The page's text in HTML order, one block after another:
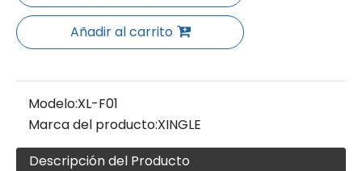
Añadir al carrito
Modelo:XL-F01
Marca del producto:XINGLE
Descripción del Producto